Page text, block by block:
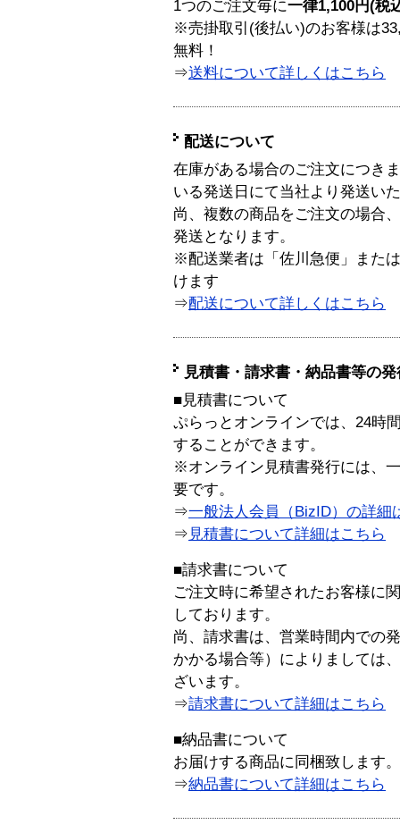
1つのご注文毎に一律1,100円(税
※売掛取引(後払い)のお客様は
無料！
⇒送料について詳しくはこちら
配送について
在庫がある場合のご注文につき
いる発送日にて当社より発送い
尚、複数の商品をご注文の場合
発送となります。
※配送業者は「佐川急便」また
けます
⇒配送について詳しくはこちら
見積書・請求書・納品書等の
■見積書について
ぷらっとオンラインでは、24時
することができます。
※オンライン見積書発行には、
要です。
⇒一般法人会員（BizID）の詳細
⇒ 見積書について詳細はこちら
■請求書について
ご注文時に希望されたお客様に
しております。
尚、請求書は、営業時間内での
かかる場合等）によりましては
ざいます。
⇒請求書について詳細はこちら
■納品書について
お届けする商品に同梱致します。
⇒納品書について詳細はこちら